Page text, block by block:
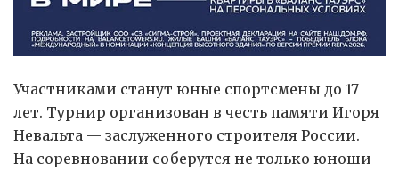
Участниками станут юные спортсмены до 17
лет. Турнир организован в честь памяти Игоря
Невальта — заслуженного строителя России.
На соревновании соберутся не только юноши